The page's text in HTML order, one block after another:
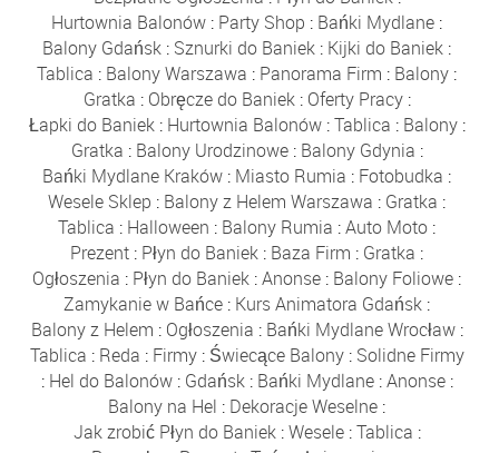
Hurtownia Balonów : Party Shop : Bańki Mydlane :
Balony Gdańsk : Sznurki do Baniek : Kijki do Baniek :
Tablica : Balony Warszawa : Panorama Firm : Balony :
Gratka : Obręcze do Baniek: Oferty Pracy:
Łapki do Baniek: Hurtownia Balonów:Tablica : Balony:
Gratka : Balony Urodzinowe: Balony Gdynia :
Bańki Mydlane Kraków : Miasto Rumia : Fotobudka :
Wesele Sklep : Balony z Helem Warszawa : Gratka :
Tablica : Halloween : Balony Rumia :Auto Moto :
Prezent : Płyn do Baniek : Baza Firm : Gratka :
Ogłoszenia : Płyn do Baniek :Anonse : Balony Foliowe :
Zamykanie w Bańce : Kurs Animatora Gdańsk :
Balony z Helem : Ogłoszenia : Bańki Mydlane Wrocław:
Tablica : Reda : Firmy: Świecące Balony: Solidne Firmy
: Hel do Balonów: Gdańsk: Bańki Mydlane:Anonse:
Balony na Hel : Dekoracje Weselne :
Jak zrobić Płyn do Baniek:Wesele:Tablica :